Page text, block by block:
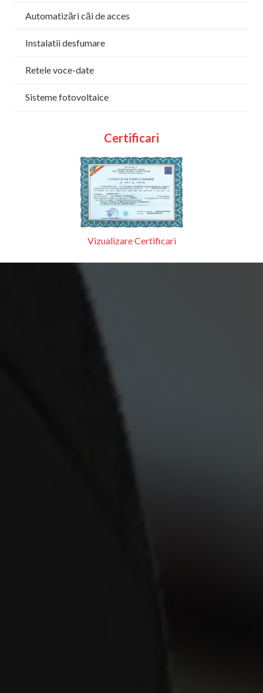
Automatizări căi de acces
Instalatii desfumare
Retele voce-date
Sisteme fotovoltaice
Certificari
Vizualizare Certificari